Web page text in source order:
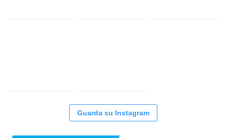
Guarda su Instagram